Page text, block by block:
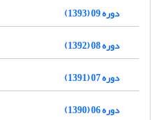
دوره 09 (1393)
دوره 08 (1392)
دوره 07 (1391)
دوره 06 (1390)